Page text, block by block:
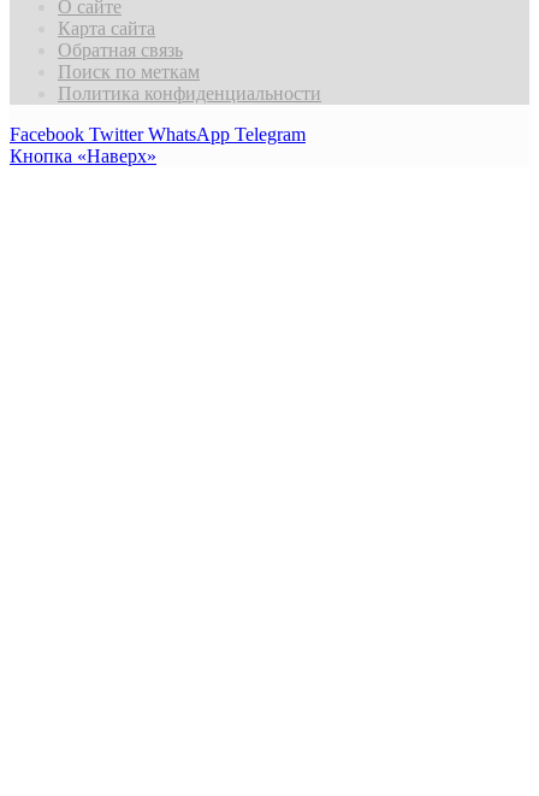
О сайте
Карта сайта
Обратная связь
Поиск по меткам
Политика конфиденциальности
Facebook Twitter WhatsApp Telegram
Кнопка «Наверх»